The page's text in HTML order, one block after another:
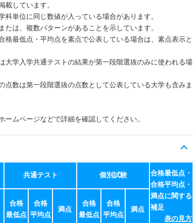
載しています。
単位に同じ数値が入っている場合があります。
は、複数パターンがあることを示しています。
格最低点・平均点を素点で公表している場合は、素点表示と
大学入学共通テストの結果が第一段階選抜のみに使われる場
点数は第一段階選抜の点数として公表している大学も含みま
ムページなどで詳細を確認してください。
共通テスト 個別試験
合格最低点・
合格平均点・
満点に関する
補足
表の見方
合格
最低点
合格
平均点
満点
合格
最低点
合格
平均点
満点